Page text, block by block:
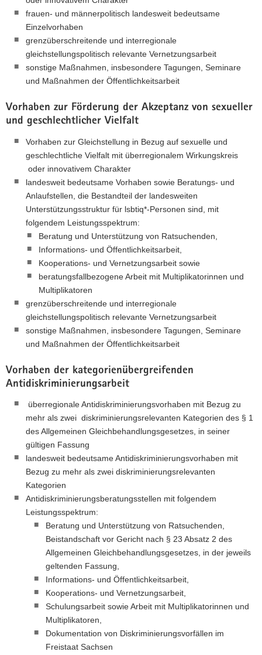
a
a
o
n
frauen- und männerpolitisch landesweit bedeutsame
Einzelvorhaben
grenzüberschreitende und interregionale
gleichstellungspolitisch relevante Vernetzungsarbeit
sonstige Maßnahmen, insbesondere Tagungen, Seminare
und Maßnahmen der Öffentlichkeitsarbeit
Vorhaben zur Förderung der Akzeptanz von sexueller
und geschlechtlicher Vielfalt
Vorhaben zur Gleichstellung in Bezug auf sexuelle und
geschlechtliche Vielfalt mit überregionalem Wirkungskreis
oder innovativem Charakter
landesweit bedeutsame Vorhaben sowie Beratungs- und
Anlaufstellen, die Bestandteil der landesweiten
Unterstützungsstruktur für lsbtiq*-Personen sind, mit
folgendem Leistungsspektrum:
Beratung und Unterstützung von Ratsuchenden,
Informations- und Öffentlichkeitsarbeit,
Kooperations- und Vernetzungsarbeit sowie
beratungsfallbezogene Arbeit mit Multiplikatorinnen und
Multiplikatoren
grenzüberschreitende und interregionale
gleichstellungspolitisch relevante Vernetzungsarbeit
sonstige Maßnahmen, insbesondere Tagungen, Seminare
und Maßnahmen der Öffentlichkeitsarbeit
Vorhaben der kategorienübergreifenden
Antidiskriminierungsarbeit
überregionale Antidiskriminierungsvorhaben mit Bezug zu
mehr als zwei diskriminierungsrelevanten Kategorien des § 1
des Allgemeinen Gleichbehandlungsgesetzes, in seiner
gültigen Fassung
landesweit bedeutsame Antidiskriminierungsvorhaben mit
Bezug zu mehr als zwei diskriminierungsrelevanten
Kategorien
Antidiskriminierungsberatungsstellen mit folgendem
Leistungsspektrum:
Beratung und Unterstützung von Ratsuchenden,
Beistandschaft vor Gericht nach § 23 Absatz 2 des
Allgemeinen Gleichbehandlungsgesetzes, in der jeweils
geltenden Fassung,
Informations- und Öffentlichkeitsarbeit,
Kooperations- und Vernetzungsarbeit,
Schulungsarbeit sowie Arbeit mit Multiplikatorinnen und
Multiplikatoren,
Dokumentation von Diskriminierungsvorfällen im
Freistaat Sachsen